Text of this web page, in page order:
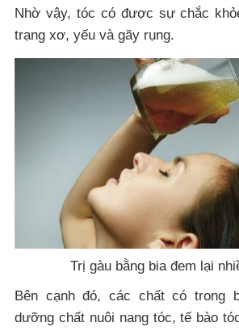
Nhờ vậy, tóc có được sự chắc
trạng xơ, yếu và gãy rụng.
Trị gàu bằng bia đem lại
Bên cạnh đó, các chất có trong
dưỡng chất nuôi nang tóc, tế bào